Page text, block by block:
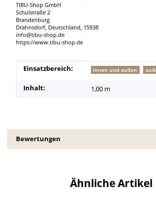
TIBU-Shop GmbH
Schulstraße 2
Brandenburg
Drahnsdorf, Deutschland, 15938
info@tibu-shop.de
https://www.tibu-shop.de
Produkteigenschaft
Wert
Einsatzbereich: innen und außen
Inhalt: 1,00 m
Bewertungen
Ähnliche Artikel